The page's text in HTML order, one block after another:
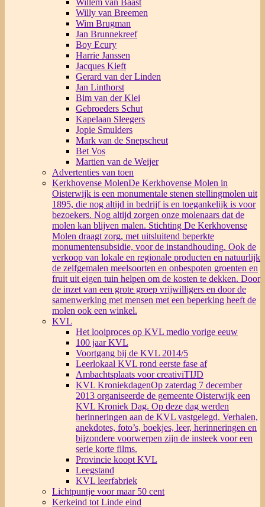
Willem van Baast
Willy van Breemen
Wim Brugman
Jan Brunnekreef
Boy Ecury
Harrie Janssen
Jacques Kieft
Gerard van der Linden
Jan Linthorst
Bim van der Klei
Gebroeders Schut
Kapelaan Sleegers
Jopie Smulders
Mark van de Snepscheut
Bet Vos
Martien van de Weijer
Advertenties van toen
Kerkhovense MolenDe Kerkhovense Molen in
Oisterwijk is een monumentale stenen stellingmolen uit
1895, die nog altijd in bedrijf is en toegankelijk is voor
bezoekers. Nog altijd zorgen onze molenaars dat de
molen kan blijven malen. Stichting De Kerkhovense
Molen draagt zorg, met uitsluitend beperkte
monumentensubsidie, voor de instandhouding. Ook de
verkoop van lokale en regionale producten en natuurlijk
de zelfgemalen meelsoorten en onbespoten groenten en
fruit uit eigen tuin helpen om de kosten te dekken. Door
de inzet van een grote groep vrijwilligers en door de
samenwerking met mensen met een beperking heeft de
molen ook een winkel.
KVL
Het looiproces op KVL medio vorige eeuw
100 jaar KVL
Voortgang bij de KVL 2014/5
Leerlokaal KVL rond eerste fase af
Ambachtsplaats voor creativiTIJD
KVL KroniekdagenOp zaterdag 7 december
2013 organiseerde de gemeente Oisterwijk een
KVL Kroniek Dag. Op deze dag werden
herinneringen aan de KVL vastgelegd. Verhalen,
anekdotes, foto’s, boekjes, leer, herinneringen en
bijzondere voorwerpen zijn de insteek voor een
serie korte films.
Provincie koopt KVL
Leegstand
KVL leerfabriek
Lichtpuntje voor maar 50 cent
Kerkeind tot Linde eind